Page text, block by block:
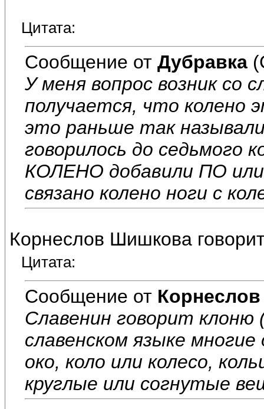
Цитата:
Сообщение от Дубравка
У меня вопрос возник
получается, что колено
это раньше так
говорилось до седьмого
КОЛЕНО добавили ПО или
связано колено ноги с
Корнеслов Шишкова
Цитата:
Сообщение от Корнеслов
Славенин говорит клоню
славенском языке
око, коло или колесо,
круглые или согнутые